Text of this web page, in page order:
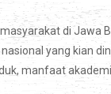
masyarakat di Jawa
yang kian
manfaat